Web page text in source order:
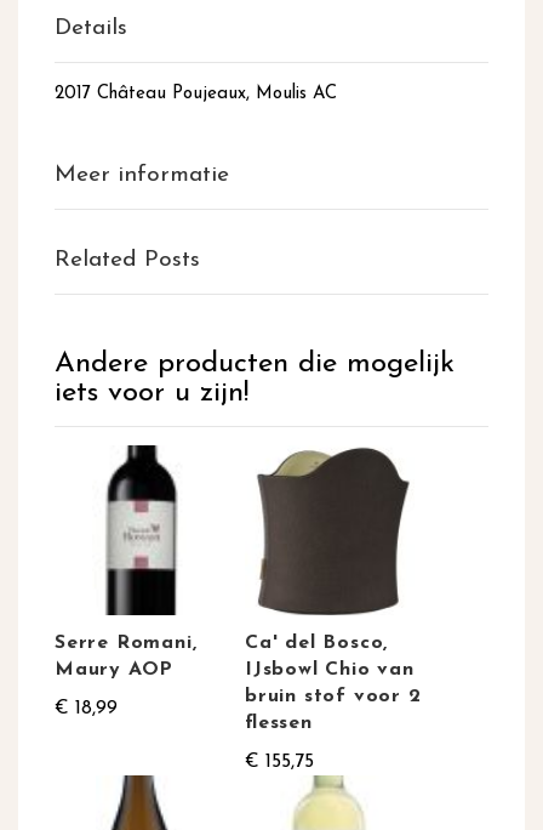
Details
2017 Château Poujeaux, Moulis AC
Meer informatie
Related Posts
Andere producten die mogelijk
iets voor u zijn!
Serre Romani,
Maury AOP
€ 18,99
Ca' del Bosco,
IJsbowl Chio van
bruin stof voor 2
flessen
€ 155,75